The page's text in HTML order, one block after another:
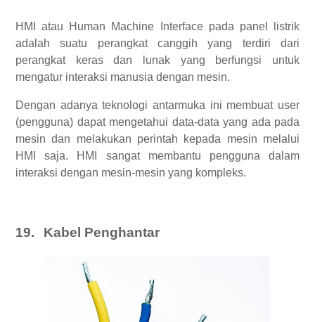
HMI atau Human Machine Interface pada panel listrik
adalah suatu perangkat canggih yang terdiri dari
perangkat keras dan lunak yang berfungsi untuk
mengatur interaksi manusia dengan mesin.
Dengan adanya teknologi antarmuka ini membuat user
(pengguna) dapat mengetahui data-data yang ada pada
mesin dan melakukan perintah kepada mesin melalui
HMI saja. HMI sangat membantu pengguna dalam
interaksi dengan mesin-mesin yang kompleks.
19. Kabel Penghantar